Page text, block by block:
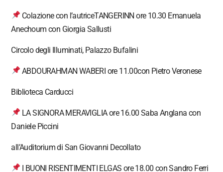
Colazione con l’autriceTANGERINN ore 10.30 Emanuela
Anechoum con Giorgia Sallusti
Circolo degli Illuminati, Palazzo Bufalini
ABDOURAHMAN WABERI ore 11.00con Pietro Veronese
Biblioteca Carducci
LA SIGNORA MERAVIGLIA ore 16.00 Saba Anglana con
Daniele Piccini
all’Auditorium di San Giovanni Decollato
I BUONI RISENTIMENTI ELGAS ore 18.00 con Sandro Ferri